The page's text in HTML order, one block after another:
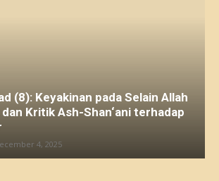
(8): Keyakinan pada Selain Allah
Kritik Ash-Shan‘ani terhadap
4, 2025